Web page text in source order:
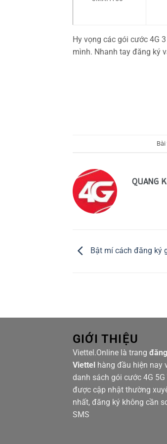
Hy vọng các gói cước 4G
mình. Nhanh tay đăng ký
QUANG
Bật mí cách đăng ký
GIỚI THIỆU
Viettel.Online là trang
Viettel hàng đầu hiện nay
danh sách gói cước 4G 5G
được cập nhật thường
nhất, đăng ký không cần
SMS